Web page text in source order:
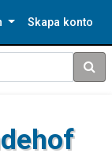
Skapa konto
Sök